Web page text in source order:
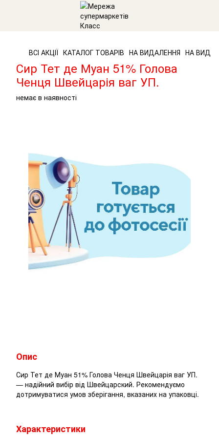
ВСІ АКЦІЇ КАТАЛОГ ТОВАРІВ НА ВИДАЛЕННЯ НА
Сир Тет де Муан 51% Голова
Ченця Швейцарія ваг УП.
немає в наявності
Опис
Сир Тет де Муан 51% Голова Ченця Швейцарія ваг УП.
— надійний вибір від Швейцарский. Рекомендуємо
дотримуватися умов зберігання, вказаних на упаковці.
Характеристики